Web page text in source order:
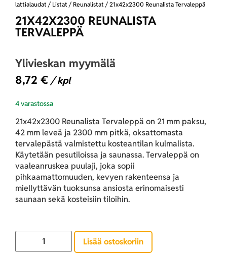
lattialaudat / Listat / Reunalistat / 21x42x2300 Reunalista Tervaleppä
21X42X2300 REUNALISTA
TERVALEPPÄ
Ylivieskan myymälä
8,72 € / kpl
4 varastossa
21x42x2300 Reunalista Tervaleppä on 21 mm paksu,
42 mm leveä ja 2300 mm pitkä, oksattomasta
tervalepästä valmistettu kosteantilan kulmalista.
Käytetään pesutiloissa ja saunassa. Tervaleppä on
vaaleanruskea puulaji, joka sopii
pihkaamattomuuden, kevyen rakenteensa ja
miellyttävän tuoksunsa ansiosta erinomaisesti
saunaan sekä kosteisiin tiloihin.
Lisää ostoskoriin